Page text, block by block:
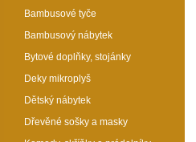
Bambusové tyče
Bambusový nábytek
Bytové doplňky, stojánky
Deky mikroplyš
Dětský nábytek
Dřevěné sošky a masky